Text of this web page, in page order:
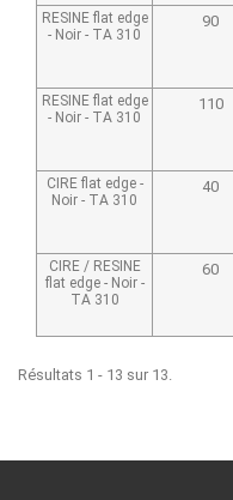
RESINE flat edge
- Noir - TA 310
90
RESINE flat edge
- Noir - TA 310
110
CIRE flat edge -
Noir - TA 310
40
CIRE / RESINE
flat edge - Noir -
TA 310
60
Résultats 1 - 13 sur 13.